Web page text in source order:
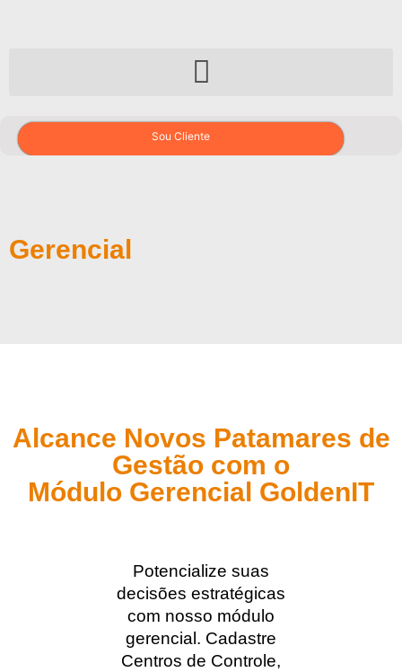
Sou Cliente
Gerencial
Alcance Novos Patamares de
Gestão com o
Módulo Gerencial GoldenIT
Potencialize suas
decisões estratégicas
com nosso módulo
gerencial. Cadastre
Centros de Controle,